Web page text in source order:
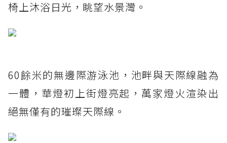
椅上沐浴日光，眺望水景灣。
60餘米的無邊際游泳池，池畔與天際線融為
一體，華燈初上街燈亮起，萬家燈火渲染出
絕無僅有的璀璨天際線。